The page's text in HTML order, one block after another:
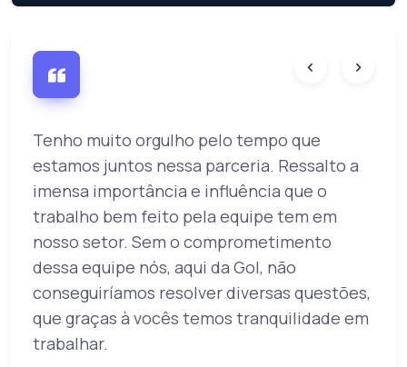
Tenho muito orgulho pelo tempo que
estamos juntos nessa parceria. Ressalto a
imensa importância e influência que o
trabalho bem feito pela equipe tem em
nosso setor. Sem o comprometimento
dessa equipe nós, aqui da Gol, não
conseguiríamos resolver diversas questões,
que graças à vocês temos tranquilidade em
trabalhar.